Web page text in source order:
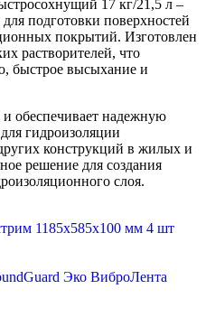
17 кг/21,5 л –
подготовки поверхностей
покрытий. Изготовлен
растворителей, что
быстрое высыхание и
обеспечивает надежную
гидроизоляции
конструкций в жилых и
решение для создания
слоя.
1185х585х100 мм 4 шт
Эко ВиброЛента